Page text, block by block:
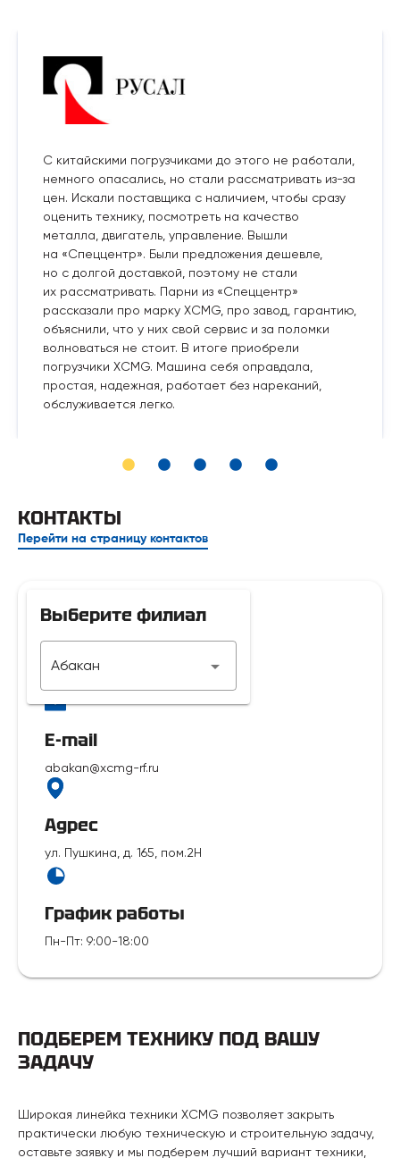
С китайскими погрузчиками до этого не работали,
немного опасались, но стали рассматривать из-за
цен. Искали поставщика с наличием, чтобы сразу
оценить технику, посмотреть на качество
металла, двигатель, управление. Вышли
на «Спеццентр». Были предложения дешевле,
но с долгой доставкой, поэтому не стали
их рассматривать. Парни из «Спеццентр»
рассказали про марку XCMG, про завод, гарантию,
объяснили, что у них свой сервис и за поломки
волноваться не стоит. В итоге приобрели
погрузчики XCMG. Машина себя оправдала,
простая, надежная, работает без нареканий,
обслуживается легко.
КОНТАКТЫ
Перейти на страницу контактов
Выберите филиал
Абакан
Телефон
E-mail
abakan@xcmg-rf.ru
Адрес
ул. Пушкина, д. 165, пом.2Н
График работы
Пн-Пт: 9:00-18:00
ПОДБЕРЕМ ТЕХНИКУ ПОД ВАШУ
ЗАДАЧУ
Широкая линейка техники XCMG позволяет закрыть
практически любую техническую и строительную задачу,
оставьте заявку и мы подберем лучший вариант техники,